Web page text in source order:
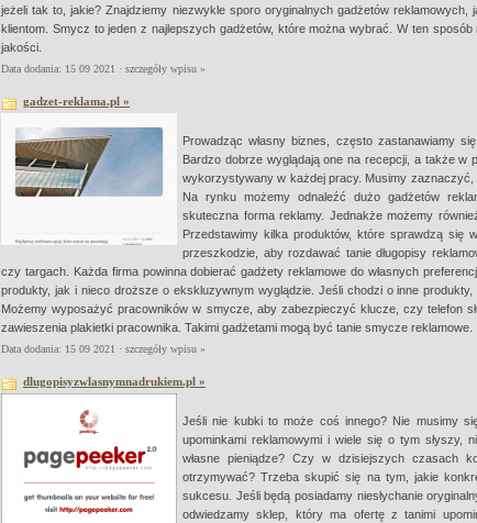
jeżeli tak to, jakie? Znajdziemy niezwykle sporo oryginalnych gadżetów
klientom. Smycz to jeden z najlepszych gadżetów, które można wybrać. W ten
jakości.
Data dodania: 15 09 2021 · szczegóły wpisu »
gadzet-reklama.pl »
Prowadząc własny biznes, często zastanawiamy
Bardzo dobrze wyglądają one na recepcji, a także w
wykorzystywany w każdej pracy. Musimy
Na rynku możemy odnaleźć dużo gadżetów
skuteczna forma reklamy. Jednakże możemy
Przedstawimy kilka produktów, które sprawdzą się
przeszkodzie, aby rozdawać tanie długopisy
czy targach. Każda firma powinna dobierać gadżety reklamowe do własnych
produkty, jak i nieco droższe o ekskluzywnym wyglądzie. Jeśli chodzi o inne produkty,
Możemy wyposażyć pracowników w smycze, aby zabezpieczyć klucze, czy telefon
zawieszenia plakietki pracownika. Takimi gadżetami mogą być tanie smycze reklamowe.
Data dodania: 15 09 2021 · szczegóły wpisu »
dlugopisyzwlasnymnadrukiem.pl »
Jeśli nie kubki to może coś innego? Nie musimy
upominkami reklamowymi i wiele się o tym słyszy,
własne pieniądze? Czy w dzisiejszych czasach
otrzymywać? Trzeba skupić się na tym, jakie
sukcesu. Jeśli będą posiadamy niesłychanie
odwiedzamy sklep, który ma ofertę z tanimi